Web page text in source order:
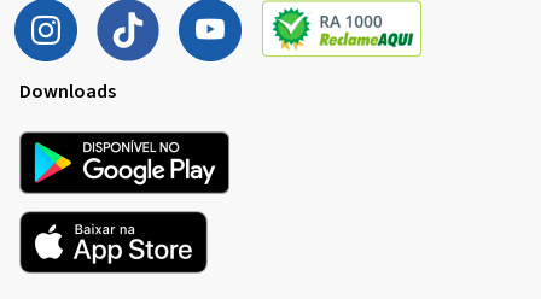
Downloads